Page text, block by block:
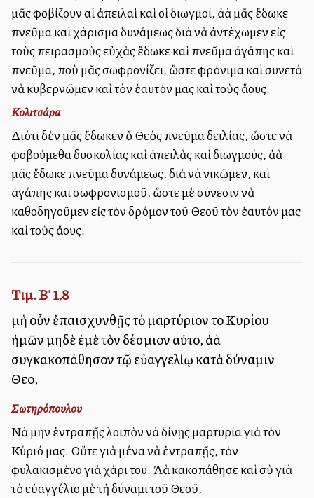
μᾶς φοβίζουν αἱ ἀπειλαὶ καὶ οἱ διωγμοί, ἀλλὰ μᾶς ἔδωκε
πνεῦμα καὶ χάρισμα δυνάμεως διὰ νὰ ἀντέχωμεν εἰς
τοὺς πειρασμοὺς εὐχὰς ἔδωκε καὶ πνεῦμα ἀγάπης καὶ
πνεῦμα, ποὺ μᾶς σωφρονίζει, ὥστε φρόνιμα καὶ συνετὰ
νὰ κυβερνῶμεν καὶ τὸν ἑαυτόν μας καὶ τοὺς ἄλλους.
Κολιτσάρα
Διότι δὲν μᾶς ἔδωκεν ὁ Θεὸς πνεῦμα δειλίας, ὥστε νὰ
φοβούμεθα δυσκολίας καὶ ἀπειλὰς καὶ διωγμούς, ἀλλὰ
μᾶς ἔδωκε πνεῦμα δυνάμεως, διὰ νὰ νικῶμεν, καὶ
ἀγάπης καὶ σωφρονισμοῦ, ὥστε μὲ σύνεσιν νὰ
καθοδηγοῦμεν εἰς τὸν δρόμον τοῦ Θεοῦ τὸν ἑαυτόν μας
καὶ τοὺς ἄλλους.
Τιμ. Β' 1,8
μὴ οὖν ἐπαισχυνθῇς τὸ μαρτύριον τοῦ Κυρίου
ἡμῶν μηδὲ ἐμὲ τὸν δέσμιον αὐτοῦ, ἀλλὰ
συγκακοπάθησον τῷ εὐαγγελίῳ κατὰ δύναμιν
Θεοῦ,
Σωτηρόπουλου
Νὰ μὴν ἐντραπῇς λοιπὸν νὰ δίνῃς μαρτυρία γιὰ τὸν
Κύριό μας. Οὔτε γιὰ μένα νὰ ἐντραπῇς, τὸν
φυλακισμένο γιὰ χάρι του. Ἀλλὰ κακοπάθησε καὶ σὺ γιὰ
τὸ εὐαγγέλιο μὲ τὴ δύναμι τοῦ Θεοῦ,